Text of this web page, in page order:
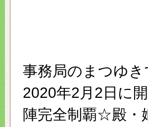
事務局のまつゆき
2020年2月2日に
陣完全制覇☆殿・